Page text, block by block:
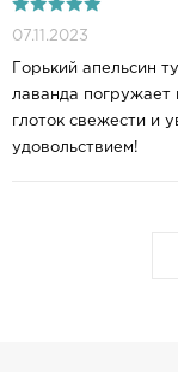
07.11.2023
Горький апельсин
лаванда погружает
глоток свежести и
удовольствием!